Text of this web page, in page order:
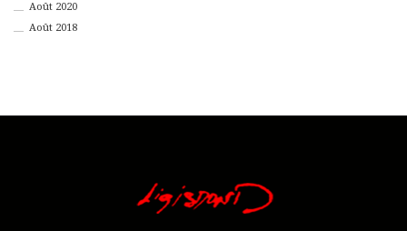
Août 2020
Août 2018